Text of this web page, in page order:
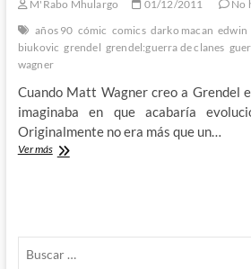
Golden
Age
M'Rabo Mhulargo 01/12/2011
No
años 90 cómic comics darko macan edwin
biukovic grendel grendel:guerra de clanes
wagner
Cuando Matt Wagner creo a Grendel
imaginaba en que acabaría
Originalmente no era más que un…
Ver másGrendel
cómic